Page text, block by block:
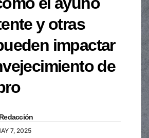
y otras
impactar
de
Redacción
7, 2025